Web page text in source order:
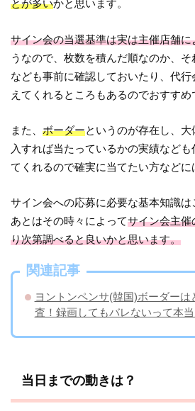
とが多いかと思います。
サイン会の当選基準は実は主催店舗
うなので、枚数を積んだ順なのか、
なども事前に確認しておいたり、代
えてくれるところもあるのでおすすめ
また、ボーダーというのが存在し、
入すれば当たっているかの実績なども
てくれるので確実に当てたい方などに
サイン会への応募に必要な基本知識は
あとはその時々によってサイン会主催
り次第調べると良いかと思います。
関連記事
ヨントンペンサ(韓国)ボーダーは
査！録画してもバレないって本当
当日までの動きは？